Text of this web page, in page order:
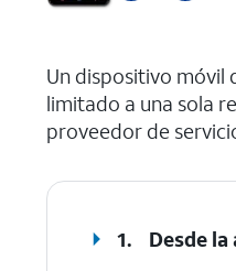
Un dispositivo móvil
limitado a una sola
proveedor de
1. Desde